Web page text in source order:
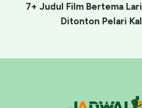
7+ Judul Film Bertema
Ditonton Pelari